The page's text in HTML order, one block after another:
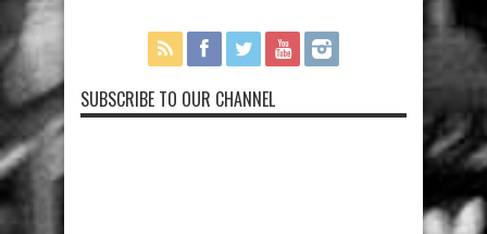
SUBSCRIBE TO OUR CHANNEL